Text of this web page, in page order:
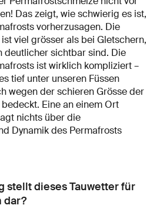
Das zeigt, wie schwierig es ist,
vorherzusagen. Die
viel grösser als bei Gletschern,
deutlicher sichtbar sind. Die
ist wirklich kompliziert –
tief unter unseren Füssen
wegen der schieren Grösse der
Eine an einem Ort
nichts über die
Dynamik des Permafrosts
stellt dieses Tauwetter für
dar?